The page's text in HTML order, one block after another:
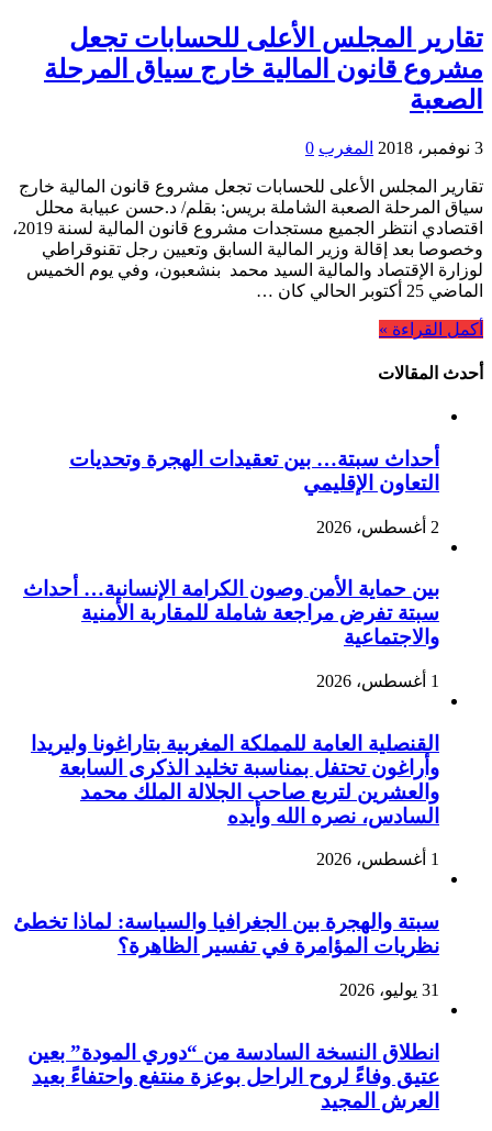
تقارير المجلس الأعلى للحسابات تجعل
مشروع قانون المالية خارج سياق المرحلة
الصعبة
3 نوفمبر، 2018 المغرب 0
تقارير المجلس الأعلى للحسابات تجعل مشروع قانون المالية خارج
سياق المرحلة الصعبة الشاملة بريس: بقلم/ د.حسن عبيابة محلل
اقتصادي انتظر الجميع مستجدات مشروع قانون المالية لسنة 2019،
وخصوصا بعد إقالة وزير المالية السابق وتعيين رجل تقنوقراطي
لوزارة الإقتصاد والمالية السيد محمد بنشعبون، وفي يوم الخميس
الماضي 25 أكتوبر الحالي كان …
أكمل القراءة »
أحدث المقالات
أحداث سبتة… بين تعقيدات الهجرة وتحديات
التعاون الإقليمي
2 أغسطس، 2026
بين حماية الأمن وصون الكرامة الإنسانية… أحداث
سبتة تفرض مراجعة شاملة للمقاربة الأمنية
والاجتماعية
1 أغسطس، 2026
القنصلية العامة للمملكة المغربية بتاراغونا وليريدا
وأراغون تحتفل بمناسبة تخليد الذكرى السابعة
والعشرين لتربع صاحب الجلالة الملك محمد
السادس، نصره الله وأيده
1 أغسطس، 2026
سبتة والهجرة بين الجغرافيا والسياسة: لماذا تخطئ
نظريات المؤامرة في تفسير الظاهرة؟
31 يوليو، 2026
انطلاق النسخة السادسة من “دوري المودة” بعين
عتيق وفاءً لروح الراحل بوعزة منتفع واحتفاءً بعيد
العرش المجيد